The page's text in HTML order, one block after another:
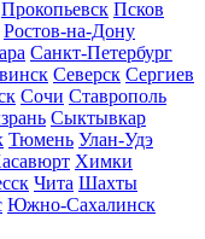
Прокопьевск Псков
Ростов-на-Дону
Санкт-Петербург
Северск Сергиев
Сочи Ставрополь
Сыктывкар
Тюмень Улан-Удэ
Химки
Чита Шахты
Южно-Сахалинск